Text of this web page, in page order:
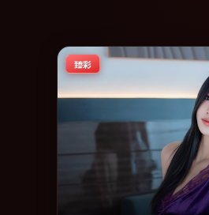
臻彩